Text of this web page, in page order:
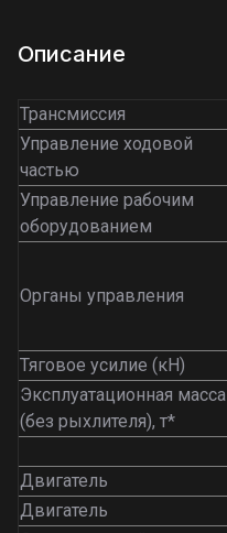
Описание
Трансмиссия
Управление ходовой
частью
Управление рабочим
оборудованием
Органы управления
Тяговое усилие (кН)
Эксплуатационная масса
(без рыхлителя), т*
Двигатель
Двигатель